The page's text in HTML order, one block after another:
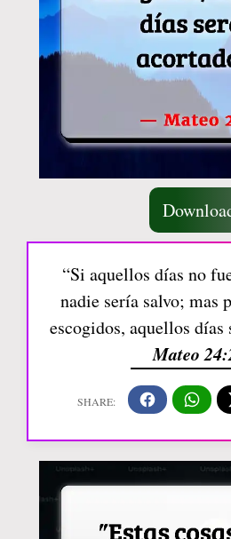
“Si aquellos días no
nadie sería salvo; mas
escogidos, aquellos días
Mateo